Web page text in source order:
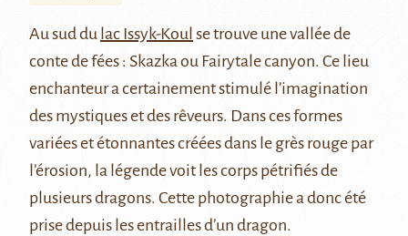
Au sud du lac Issyk-Koul se trouve une vallée de
conte de fées : Skazka ou Fairytale canyon. Ce lieu
enchanteur a certainement stimulé l’imagination
des mystiques et des rêveurs. Dans ces formes
variées et étonnantes créées dans le grès rouge par
l’érosion, la légende voit les corps pétrifiés de
plusieurs dragons. Cette photographie a donc été
prise depuis les entrailles d’un dragon.